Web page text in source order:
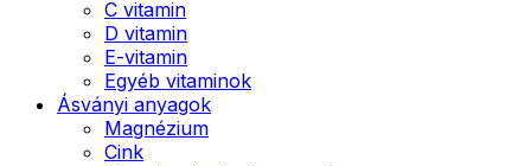
C vitamin
D vitamin
E-vitamin
Egyéb vitaminok
Ásványi anyagok
Magnézium
Cink